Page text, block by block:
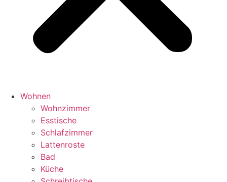
Wohnen
Wohnzimmer
Esstische
Schlafzimmer
Lattenroste
Bad
Küche